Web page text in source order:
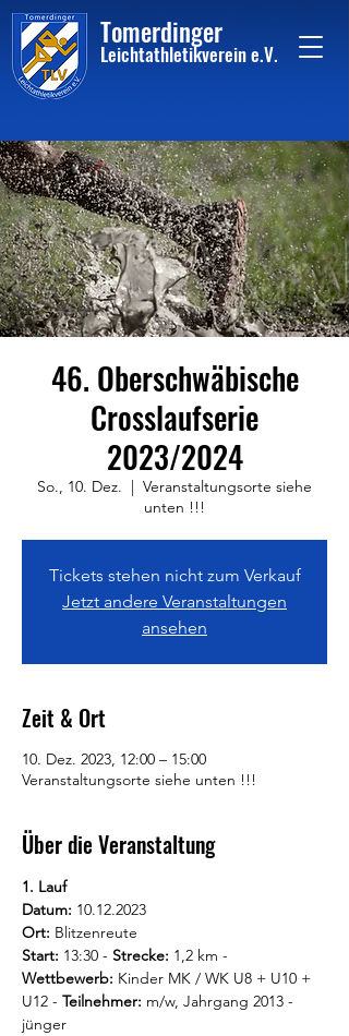
Tomerdinger
Leichtathletikvereine.V.
46. Oberschwäbische
Crosslaufserie
2023/2024
So., 10. Dez.
  |
Veranstaltungsorte siehe
unten !!!
Tickets stehen nicht zum Verkauf
Jetzt andere Veranstaltungen
ansehen
Zeit & Ort
10. Dez. 2023, 12:00 – 15:00
Veranstaltungsorte siehe unten !!!
Über die Veranstaltung
1. Lauf
Datum: 10.12.2023
Ort: Blitzenreute
Start: 13:30 - Strecke: 1,2 km -
Wettbewerb: Kinder MK / WK U8 + U10 +
U12 - Teilnehmer: m/w, Jahrgang 2013 -
jünger